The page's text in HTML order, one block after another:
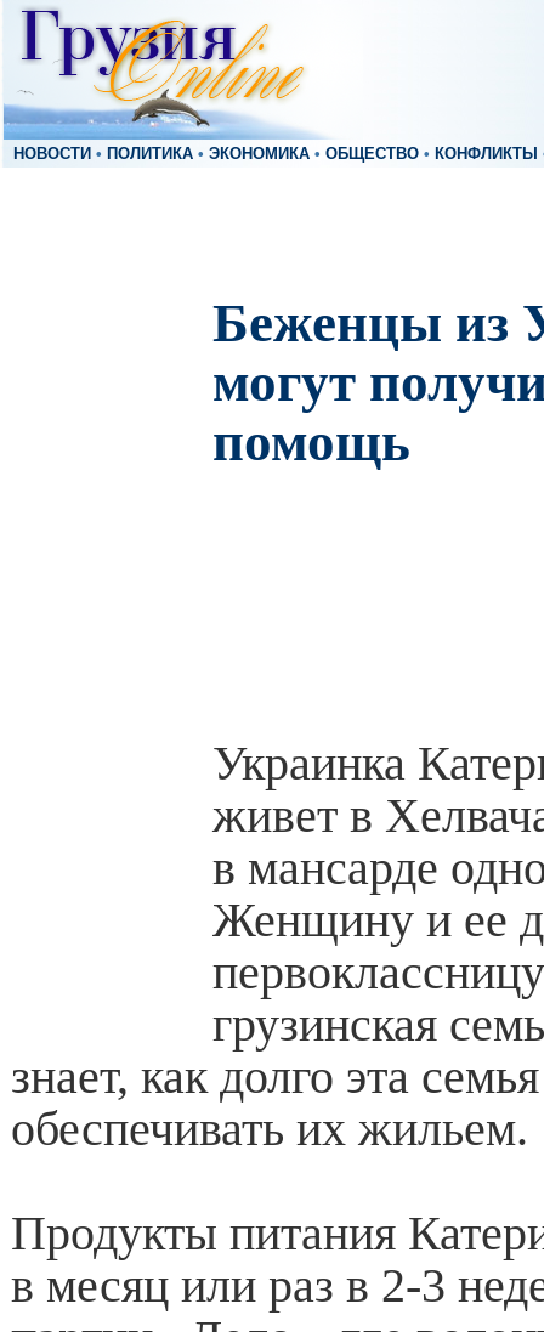
НОВОСТИ • ПОЛИТИКА • ЭКОНОМИКА • ОБЩЕСТВО • КОНФЛИКТЫ
Беженцы из
могут
помощь
Украинка
живет в
в мансарде
Женщину и ее
грузинская
знает, как долго эта
обеспечивать их жильем.
Продукты питания
в месяц или раз в 2-3